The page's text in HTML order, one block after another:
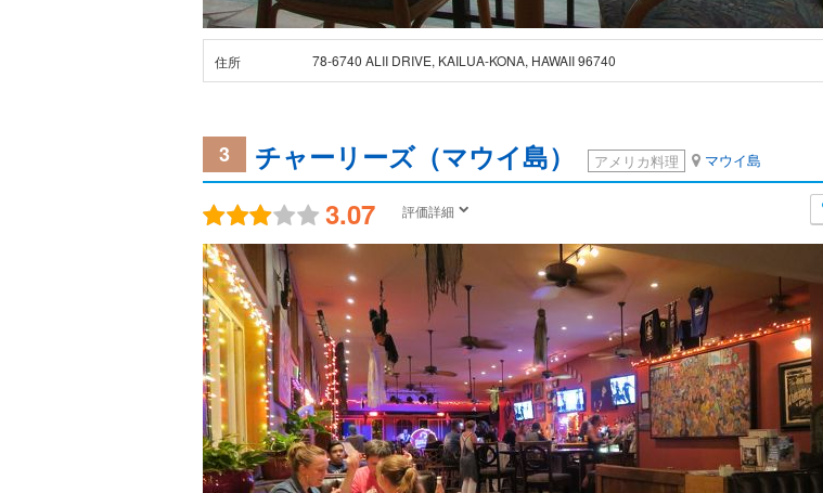
住所 78-6740 ALII DRIVE, KAILUA-KONA, HAWAII 96740
3 チャーリーズ（マウイ島） アメリカ料理 マウイ島
3.07 評価詳細